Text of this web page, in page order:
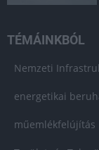
TÉMÁINKBÓL
Nemzeti
energetikai
műemlékfelújítás